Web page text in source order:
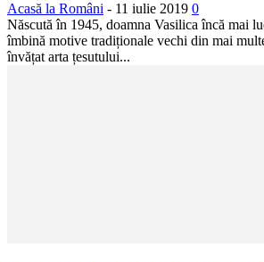
Acasă la Români - 11 iulie 2019 0
Născută în 1945, doamna Vasilica încă mai
îmbină motive tradiționale vechi din mai
învățat arta țesutului...